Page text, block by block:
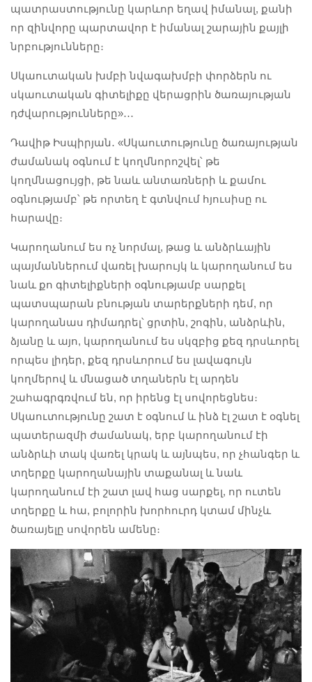
պատրաստությունը կարևոր եղավ իմանալ, քանի
որ զինվորը պարտավոր է իմանալ շարային քայլի
նրբությունները։
Սկաուտական խմբի նվագախմբի փորձերն ու
սկաուտական գիտելիքը վերացրին ծառայության
դժվարությունները»․․․
Դավիթ Իսպիրյան․ «Սկաուտությունը ծառայության
ժամանակ օգնում է կողմնորոշվել՝ թե
կողմնացույցի, թե նաև անտառների և քամու
օգնությամբ՝ թե որտեղ է գտնվում հյուսիսը ու
հարավը։
Կարողանում ես ոչ նորմալ, թաց և անձրևային
պայմաններում վառել խարույկ և կարողանում ես
նաև քո գիտելիքների օգնությամբ սարքել
պատսպարան բնության տարերքների դեմ, որ
կարողանաս դիմադրել՝ ցրտին, շոգին, անձրևին,
ձյանը և այո, կարողանում ես սկզբից քեզ դրսևորել
որպես լիդեր, քեզ դրսևորում ես լավագույն
կողմերով և մնացած տղաներն էլ արդեն
շահագրգռվում են, որ իրենց էլ սովորեցնես։
Սկաուտությունը շատ է օգնում և ինձ էլ շատ է օգնել
պատերազմի ժամանակ, երբ կարողանում էի
անձրևի տակ վառել կրակ և այնպես, որ չհանգեր և
տղերքը կարողանային տաքանալ և նաև
կարողանում էի շատ լավ հաց սարքել, որ ուտեն
տղերքը և հա, բոլորին խորհուրդ կտամ մինչև
ծառայելը սովորեն ամենը։